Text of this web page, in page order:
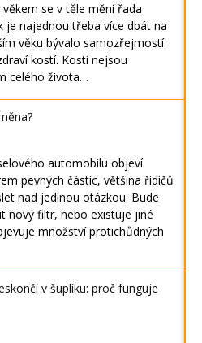
se v těle mění řada
je najednou třeba více dbát na
věku bývalo samozřejmostí.
kostí. Kosti nejsou
celého života…
automobilu objeví
pevných částic, většina řidičů
nad jedinou otázkou. Bude
nový filtr, nebo existuje jiné
množství protichůdných
v šuplíku: proč funguje